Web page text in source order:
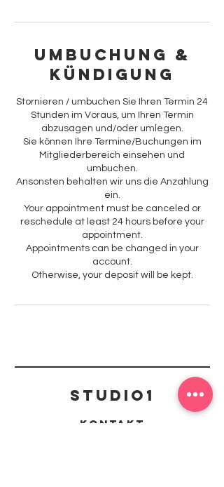
Umbuchung &
Kündigung
Stornieren / umbuchen Sie Ihren Termin 24
Stunden im Voraus, um Ihren Termin
abzusagen und/oder umlegen.
Sie können Ihre Termine/Buchungen im
Mitgliederbereich einsehen und
umbuchen.
Ansonsten behalten wir uns die Anzahlung
ein.
Your appointment must be canceled or
reschedule at least 24 hours before your
appointment.
Appointments can be changed in your
account.
Otherwise, your deposit will be kept.
Studio1
Kontakt